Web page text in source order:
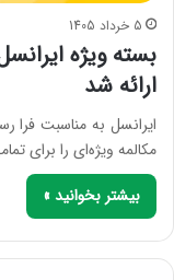
5 خرداد 1405
بسته ویژه
ارائه شد
ایرانسل به مناسبت فرا
مکالمه ویژه‌ای را برای
بیشتر بخوانید »